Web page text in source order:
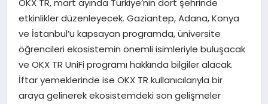
SAĞLIK
SIYASET
SPOR
TEKNOLOJI
OKX TR, mart ayında Türkiye’nin dört şehrinde
etkinlikler düzenleyecek. Gaziantep, Adana, Konya
ve İstanbul’u kapsayan programda, üniversite
öğrencileri ekosistemin önemli isimleriyle buluşacak
ve OKX TR UniFi programı hakkında bilgiler alacak.
İftar yemeklerinde ise OKX TR kullanıcılarıyla bir
araya gelinerek ekosistemdeki son gelişmeler